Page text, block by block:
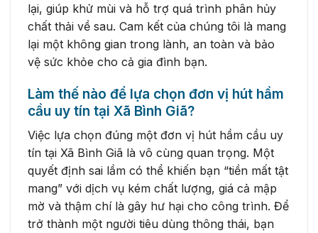
lại, giúp khử mùi và hỗ trợ quá trình phân hủy
chất thải về sau. Cam kết của chúng tôi là mang
lại một không gian trong lành, an toàn và bảo
vệ sức khỏe cho cả gia đình bạn.
Làm thế nào để lựa chọn đơn vị hút hầm
cầu uy tín tại Xã Bình Giã?
Việc lựa chọn đúng một đơn vị hút hầm cầu uy
tín tại Xã Bình Giã là vô cùng quan trọng. Một
quyết định sai lầm có thể khiến bạn “tiền mất tật
mang” với dịch vụ kém chất lượng, giá cả mập
mờ và thậm chí là gây hư hại cho công trình. Để
trở thành một người tiêu dùng thông thái, bạn